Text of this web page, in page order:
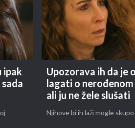
ipak
Upozorava ih da je
lagati o
ali ju ne žele slušati
Njihove bi ih laži mogle